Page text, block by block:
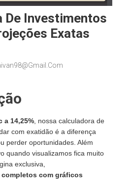
De Investimentos
Exatas
a 14,25% , nossa calculadora de
com exatidão é a diferença
perder oportunidades. Além
quando visualizamos fica muito
exclusiva,
com gráficos